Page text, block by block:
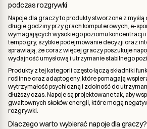
podczas rozgrywki
Napoje dla graczy to produkty stworzone z myślą
długie godziny przy grach komputerowych, e-
wymagających wysokiego poziomu koncentracji
tempo gry, szybkie podejmowanie decyzji oraz
sprawiają, że coraz więcej graczy poszukuje
wydajność umysłową i utrzymanie stabilnego
Produkty z tej kategorii często łączą składniki
roślinne oraz adaptogeny, które pomagają
wytrzymałość psychiczną i zdolność do
dłuższy czas. Napoje są projektowane tak, aby
gwałtownych skoków energii, które mogą
rozgrywki.
Dlaczego warto wybierać napoje dla graczy?